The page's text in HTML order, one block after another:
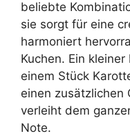
beliebte
sie sorgt für eine
harmoniert
Kuchen. Ein
einem Stück
einen zusätzlichen
verleiht dem
Note.